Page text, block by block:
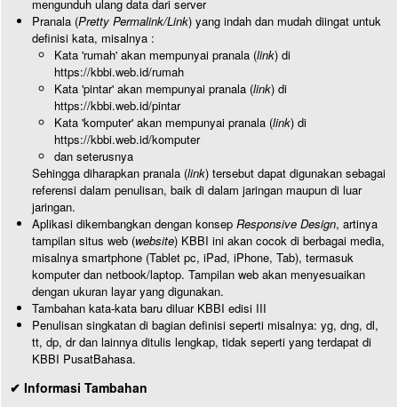
mengunduh ulang data dari server
Pranala (Pretty Permalink/Link) yang indah dan mudah diingat untuk
definisi kata, misalnya :
Kata 'rumah' akan mempunyai pranala (link) di
https://kbbi.web.id/rumah
Kata 'pintar' akan mempunyai pranala (link) di
https://kbbi.web.id/pintar
Kata 'komputer' akan mempunyai pranala (link) di
https://kbbi.web.id/komputer
dan seterusnya
Sehingga diharapkan pranala (link) tersebut dapat digunakan sebagai
referensi dalam penulisan, baik di dalam jaringan maupun di luar
jaringan.
Aplikasi dikembangkan dengan konsep Responsive Design, artinya
tampilan situs web (website) KBBI ini akan cocok di berbagai media,
misalnya smartphone (Tablet pc, iPad, iPhone, Tab), termasuk
komputer dan netbook/laptop. Tampilan web akan menyesuaikan
dengan ukuran layar yang digunakan.
Tambahan kata-kata baru diluar KBBI edisi III
Penulisan singkatan di bagian definisi seperti misalnya: yg, dng, dl,
tt, dp, dr dan lainnya ditulis lengkap, tidak seperti yang terdapat di
KBBI PusatBahasa.
✔ Informasi Tambahan